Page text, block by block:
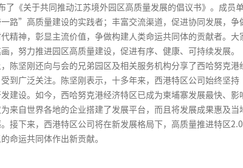
了《关于共同推动江苏境外园区高质量发展的倡议书》。成员
路”高质量建设的实践者；丰富交流渠道，促进协同发展，争
精神，彰显主流价值，争做构建人类命运共同体的贡献者。大
，努力推进园区高质量建设，促进有序、健康、可持续发展。
陈坚刚还向与会的兄弟园区及相关服务机构分享了西哈努克港
到广泛关注。陈坚刚表示，十多年来，西港特区公司始终坚
建设。如今，西哈努克港经济特区已成为柬埔寨发展最快、影
来自世界各地的企业搭建了发展平台，而且将发展成果惠及当
接下来，西港特区公司将在新发展格局下，高质量推进特区2.0
命运共同体作出新贡献。